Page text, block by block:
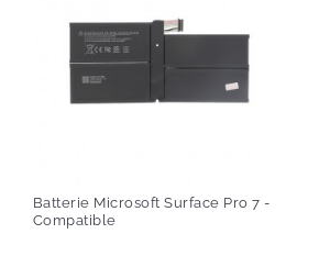
Batterie Microsoft Surface Pro 7 -
Compatible